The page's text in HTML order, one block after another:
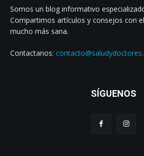
Somos un blog informativo
Compartimos artículos y consejos con
mucho más sana.
Contactanos:
SÍGUENOS